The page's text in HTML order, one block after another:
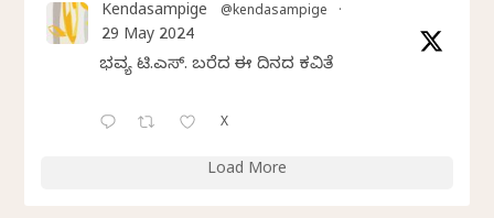
Kendasampige @kendasampige ·
29 May 2024
ಭವ್ಯ ಟಿ.ಎಸ್. ಬರೆದ ಈ ದಿನದ ಕವಿತೆ
X
Load More